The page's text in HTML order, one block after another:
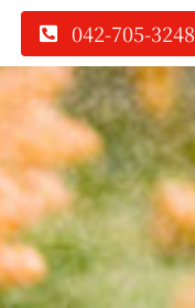
042-705-3248